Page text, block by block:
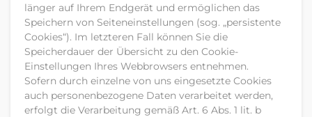
länger auf Ihrem Endgerät und ermöglichen das
Speichern von Seiteneinstellungen (sog. „persistente
Cookies“). Im letzteren Fall können Sie die
Speicherdauer der Übersicht zu den Cookie-
Einstellungen Ihres Webbrowsers entnehmen.
Sofern durch einzelne von uns eingesetzte Cookies
auch personenbezogene Daten verarbeitet werden,
erfolgt die Verarbeitung gemäß Art. 6 Abs. 1 lit. b